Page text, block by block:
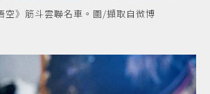
空》筋斗雲聯名車。圖/擷取自微博